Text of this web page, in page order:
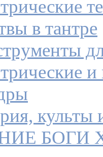
в тантре
культы
БОГИ